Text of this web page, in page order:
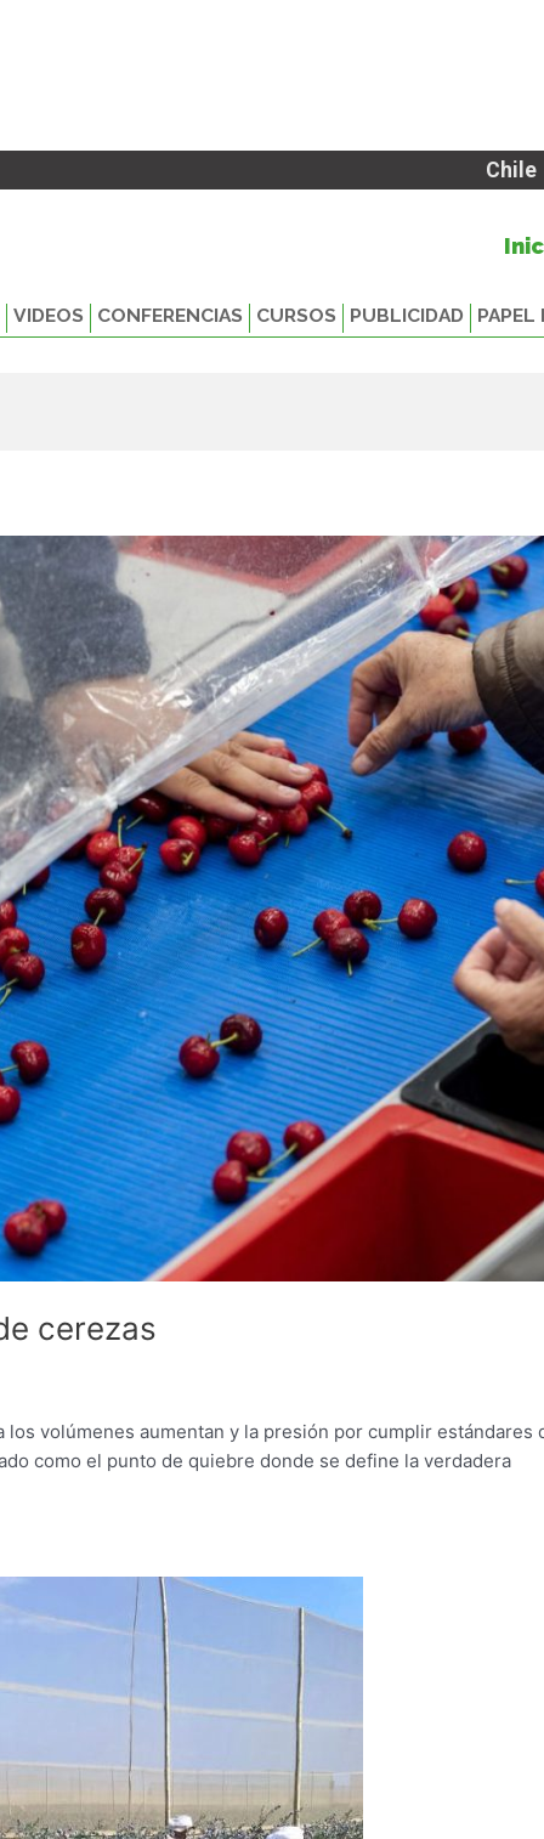
Chile
VIDEOS CONFERENCIAS CURSOS PUBLICIDAD PAPEL
cerezas
volúmenes aumentan y la presión por cumplir estándares
como el punto de quiebre donde se define la verdadera